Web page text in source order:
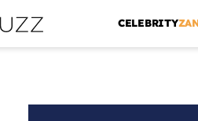
CELEBRITY